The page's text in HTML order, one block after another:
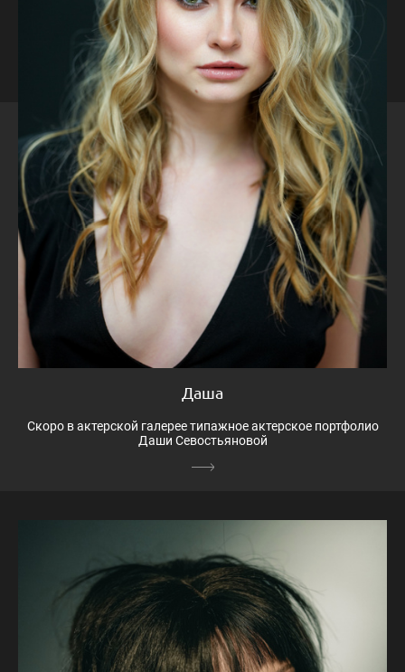
Даша
Скоро в актерской галерее типажное актерское портфолио
Даши Севостьяновой